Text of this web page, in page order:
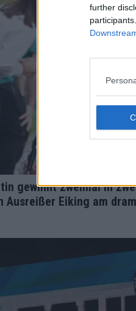
further
gewinnt zweimal in
Ausreißer Eiking am